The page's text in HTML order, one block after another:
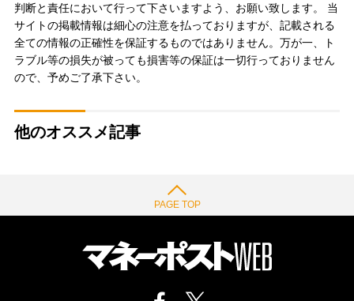
判断と責任において行って下さいますよう、お願い致します。 当
サイトの掲載情報は細心の注意を払っておりますが、記載される
全ての情報の正確性を保証するものではありません。万が一、ト
ラブル等の損失が被っても損害等の保証は一切行っておりません
ので、予めご了承下さい。
他のオススメ記事
PAGE TOP